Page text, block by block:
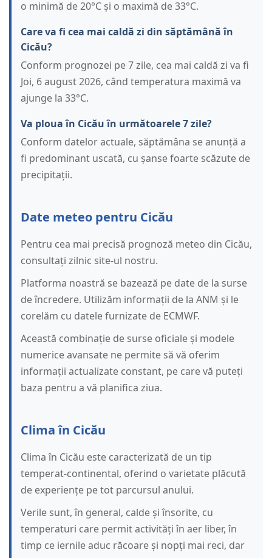
o minimă de 20°C și o maximă de 33°C.
Care va fi cea mai caldă zi din săptămână în
Cicău?
Conform prognozei pe 7 zile, cea mai caldă zi va fi
Joi, 6 august 2026, când temperatura maximă va
ajunge la 33°C.
Va ploua în Cicău în următoarele 7 zile?
Conform datelor actuale, săptămâna se anunță a
fi predominant uscată, cu șanse foarte scăzute de
precipitații.
Date meteo pentru Cicău
Pentru cea mai precisă prognoză meteo din Cicău,
consultați zilnic site-ul nostru.
Platforma noastră se bazează pe date de la surse
de încredere. Utilizăm informații de la ANM și le
corelăm cu datele furnizate de ECMWF.
Această combinație de surse oficiale și modele
numerice avansate ne permite să vă oferim
informații actualizate constant, pe care vă puteți
baza pentru a vă planifica ziua.
Clima în Cicău
Clima în Cicău este caracterizată de un tip
temperat-continental, oferind o varietate plăcută
de experiențe pe tot parcursul anului.
Verile sunt, în general, calde și însorite, cu
temperaturi care permit activități în aer liber, în
timp ce iernile aduc răcoare și nopți mai reci, dar